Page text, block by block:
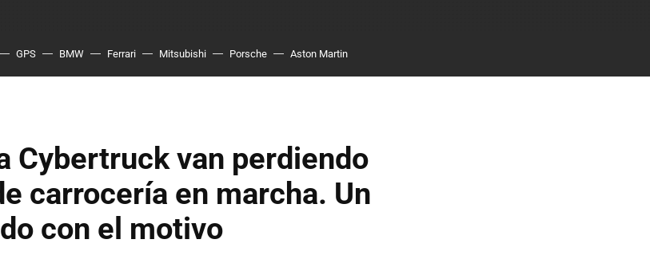
GPS BMW Ferrari Mitsubishi Porsche Aston Martin
Cybertruck van perdiendo
carrocería en marcha. Un
con el motivo